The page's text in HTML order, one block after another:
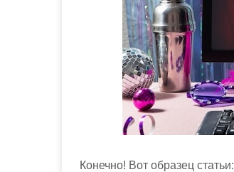
Конечно! Вот образец статьи: